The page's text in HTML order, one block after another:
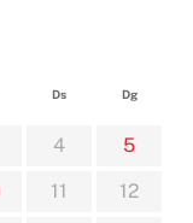
Ds Dg
4
5
11
12